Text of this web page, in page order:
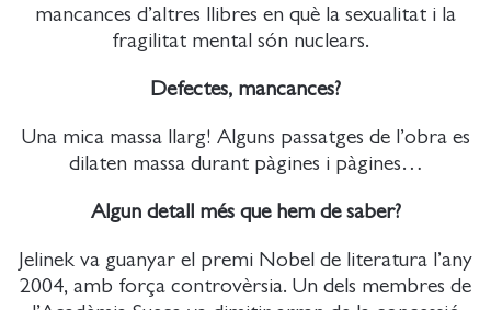
mancances d’altres llibres en què la sexualitat i la
fragilitat mental són nuclears.
Defectes, mancances?
Una mica massa llarg! Alguns passatges de l’obra es
dilaten massa durant pàgines i pàgines…
Algun detall més que hem de saber?
Jelinek va guanyar el premi Nobel de literatura l’any
2004, amb força controvèrsia. Un dels membres de